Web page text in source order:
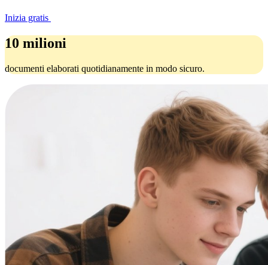
Inizia gratis
10 milioni
documenti elaborati quotidianamente in modo sicuro.